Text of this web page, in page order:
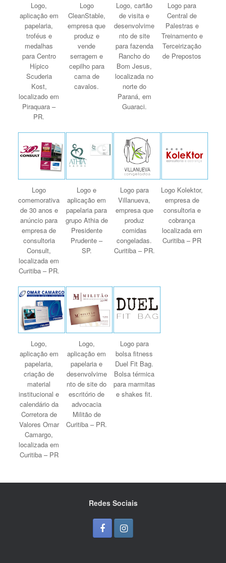
Logo,
aplicação em
papelaria,
troféus e
medalhas
para Centro
Hípico
Scuderia
Kost,
localizado em
Piraquara –
PR.
Logo
CleanStable,
empresa que
produz e
vende
serragem e
cepilho para
cama de
cavalos.
Logo, cartão
de visita e
desenvolvime
nto de site
para fazenda
Rancho do
Bom Jesus,
localizada no
norte do
Paraná, em
Guaraci.
Logo para
Central de
Palestras e
Treinamento e
Terceirização
de Prepostos
Logo
comemorativa
de 30 anos e
anúncio para
empresa de
consultoria
Consult,
localizada em
Curitiba – PR.
Logo e
aplicação em
papelaria para
grupo Athia de
Presidente
Prudente –
SP.
Logo para
Villanueva,
empresa que
produz
comidas
congeladas.
Curitiba – PR.
Logo Kolektor,
empresa de
consultoria e
cobrança
localizada em
Curitiba – PR
Logo,
aplicação em
papelaria,
criação de
material
institucional e
calendário da
Corretora de
Valores Omar
Camargo,
localizada em
Curitiba – PR
Logo,
aplicação em
papelaria e
desenvolvime
nto de site do
escritório de
advocacia
Militão de
Curitiba – PR.
Logo para
bolsa fitness
Duel Fit Bag.
Bolsa térmica
para marmitas
e shakes fit.
Redes Sociais